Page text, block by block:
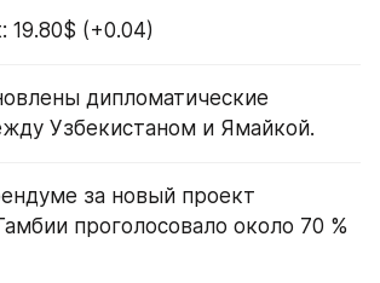
19.80$ (+0.04)
дипломатические
Узбекистаном и Ямайкой.
за новый проект
проголосовало около 70 %